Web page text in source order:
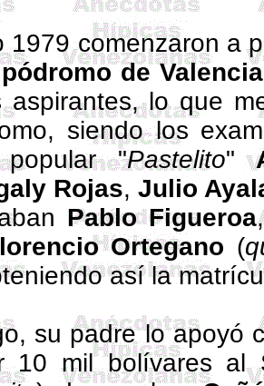
1979 comenzaron a
de Valencia
aspirantes, lo que
siendo los
"Pastelito"
Rojas,Julio
Pablo Figueroa
Ortega­no (
así la
su padre lo apoyó
10 mil bolívares al